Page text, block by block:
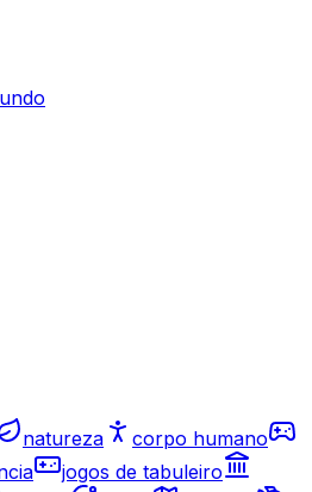
natureza
corpo humano
jogos de tabuleiro